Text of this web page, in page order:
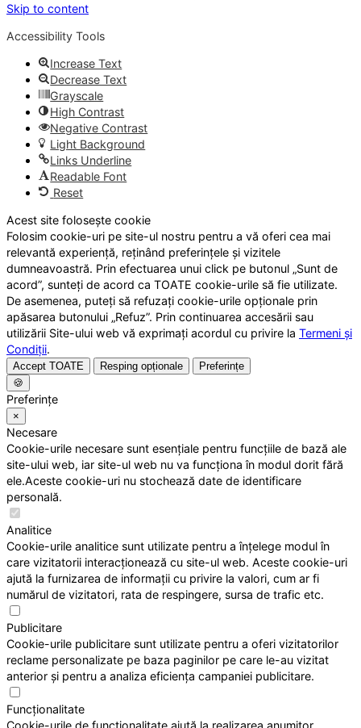
Skip to content
Accessibility Tools
Increase Text
Decrease Text
Grayscale
High Contrast
Negative Contrast
Light Background
Links Underline
Readable Font
Reset
Acest site folosește cookie
Folosim cookie-uri pe site-ul nostru pentru a vă oferi cea mai
relevantă experiență, reținând preferințele și vizitele
dumneavoastră. Prin efectuarea unui click pe butonul „Sunt de
acord”, sunteți de acord ca TOATE cookie-urile să fie utilizate.
De asemenea, puteți să refuzați cookie-urile opționale prin
apăsarea butonului „Refuz”. Prin continuarea accesării sau
utilizării Site-ului web vă exprimați acordul cu privire la Termeni și
Condiții.
Accept TOATE Resping opționale
Preferințe
🍪
Preferințe
×
Necesare
Cookie-urile necesare sunt esențiale pentru funcțiile de bază ale
site-ului web, iar site-ul web nu va funcționa în modul dorit fără
ele.Aceste cookie-uri nu stochează date de identificare
personală.
Analitice
Cookie-urile analitice sunt utilizate pentru a înțelege modul în
care vizitatorii interacționează cu site-ul web. Aceste cookie-uri
ajută la furnizarea de informații cu privire la valori, cum ar fi
numărul de vizitatori, rata de respingere, sursa de trafic etc.
Publicitare
Cookie-urile publicitare sunt utilizate pentru a oferi vizitatorilor
reclame personalizate pe baza paginilor pe care le-au vizitat
anterior și pentru a analiza eficiența campaniei publicitare.
Funcționalitate